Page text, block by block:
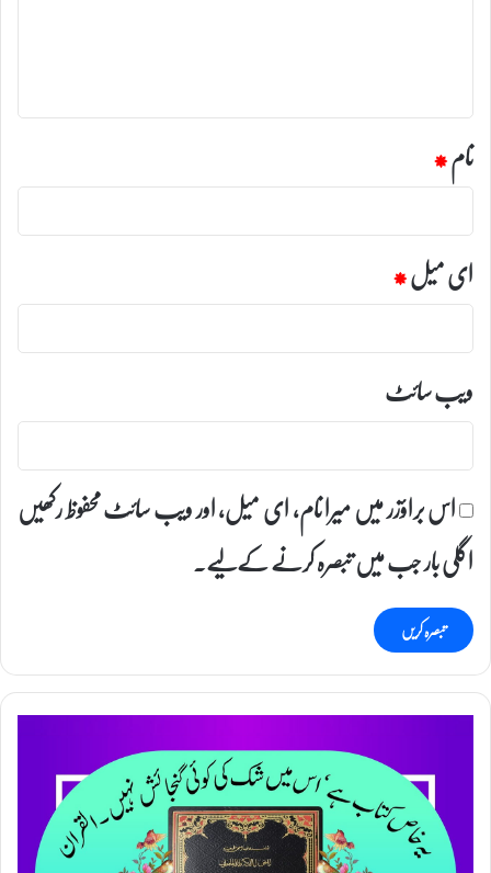
نام*
ای میل*
ویب‌ سائٹ
اس براؤزر میں میرا نام، ای میل، اور ویب سائٹ محفوظ رکھیں
اگلی بار جب میں تبصرہ کرنے کےلیے۔